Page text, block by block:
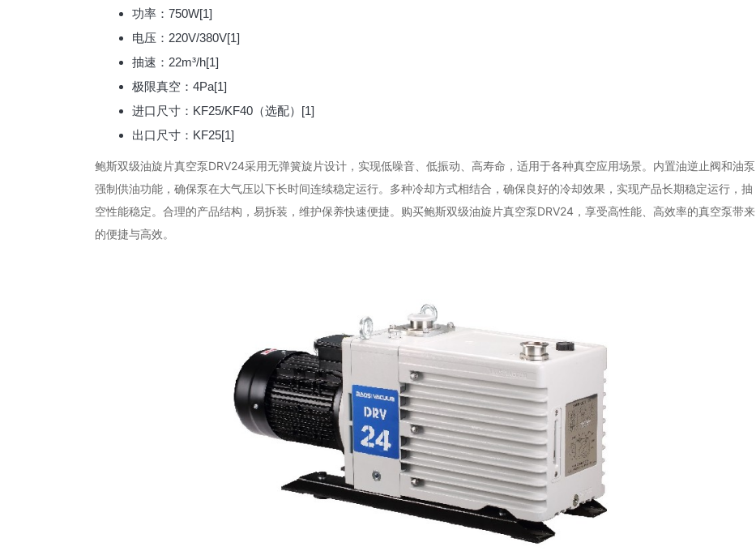
功率：750W[1]
电压：220V/380V[1]
抽速：22m³/h[1]
极限真空：4Pa[1]
进口尺寸：KF25/KF40（选配）[1]
出口尺寸：KF25[1]
鲍斯双级油旋片真空泵DRV24采用无弹簧旋片设计，实现低噪音、低振动、高寿命，适用于各种真空应用场景。内置油逆止阀和油泵
强制供油功能，确保泵在大气压以下长时间连续稳定运行。多种冷却方式相结合，确保良好的冷却效果，实现产品长期稳定运行，抽
空性能稳定。合理的产品结构，易拆装，维护保养快速便捷。购买鲍斯双级油旋片真空泵DRV24，享受高性能、高效率的真空泵带来
的便捷与高效。